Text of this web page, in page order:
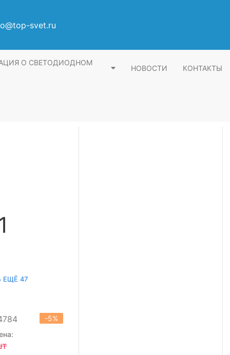
svet.ru
О СВЕТОДИОДНОМ
НОВОСТИ КОНТАКТЫ
ЕЩЁ 47
-5%